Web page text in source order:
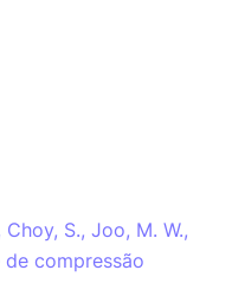
S., Joo, M. W.,
de compressão